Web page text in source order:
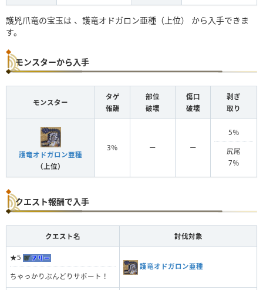
護兇爪竜の宝玉は 、護竜オドガロン亜種（上位） から入手できま
す。
モンスターから入手
モンスター
タゲ
報酬
部位
破壊
傷口
破壊
剥ぎ
取り
護竜オドガロン亜種
（上位）
3％ ー ー
5％
尻尾
7％
クエスト報酬で入手
クエスト名 討伐対象
★5
ちゃっかりぶんどりサポート！
護竜オドガロン亜種